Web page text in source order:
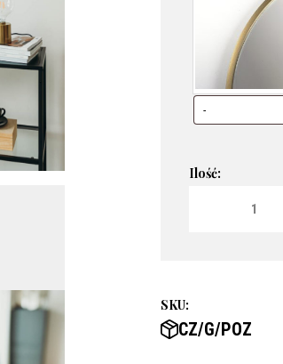
SKU:
CZ/G/POZ